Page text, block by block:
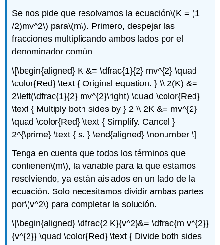
Se nos pide que resolvamos la ecuación\(K = (1
/2)mv^2\) para\(m\). Primero, despejar las
fracciones multiplicando ambos lados por el
denominador común.
\[\begin{aligned} K &= \dfrac{1}{2} mv^{2} \quad
\color{Red} \text { Original equation. } \\ 2(K) &=
2\left(\dfrac{1}{2} mv^{2}\right) \quad \color{Red}
\text { Multiply both sides by } 2 \\ 2K &= mv^{2}
\quad \color{Red} \text { Simplify. Cancel }
2^{\prime} \text { s. } \end{aligned} \nonumber \]
Tenga en cuenta que todos los términos que
contienen\(m\), la variable para la que estamos
resolviendo, ya están aislados en un lado de la
ecuación. Solo necesitamos dividir ambas partes
por\(v^2\) para completar la solución.
\[\begin{aligned} \dfrac{2 K}{v^2}&= \dfrac{m v^{2}}
{v^{2}} \quad \color{Red} \text { Divide both sides